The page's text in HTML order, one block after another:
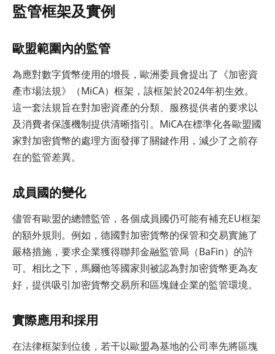
監管框架及實例
歐盟範圍內的監管
為應對數字貨幣使用的增長，歐洲委員會提出了《加密資
產市場法規》（MiCA）框架，該框架於2024年初生效。
這一套法規旨在對加密資產的分類、服務提供者的要求以
及消費者保護機制提供清晰指引。MiCA在標準化各歐盟國
家對加密貨幣的處理方面發揮了關鍵作用，減少了之前存
在的監管差異。
成員國的變化
儘管有歐盟的總體監管，各個成員國仍可能有補充EU框架
的額外規則。例如，德國對加密貨幣的保管和交易實施了
嚴格措施，要求企業獲得聯邦金融監管局（BaFin）的許
可。相比之下，馬爾他等國家則被認為對加密貨幣更為友
好，提供吸引加密貨幣交易所和區塊鏈企業的監管環境。
實際應用和採用
在法律框架到位後，若干以歐盟為基地的公司率先將區塊